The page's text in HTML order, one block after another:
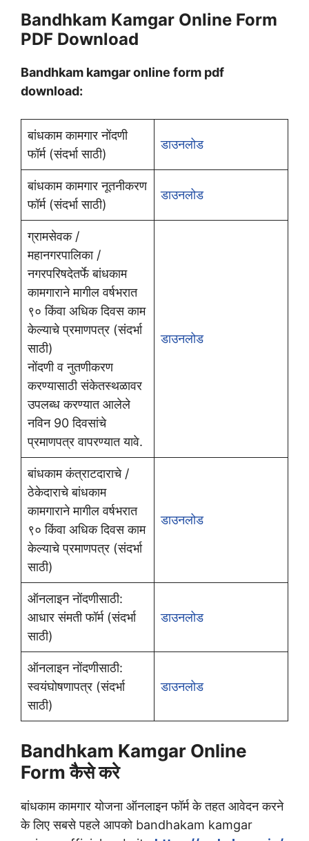
Bandhkam Kamgar Online Form
PDF Download
Bandhkam kamgar online form pdf
download:
बांधकाम कामगार नोंदणी
फॉर्म (संदर्भा साठी)
डाउनलोड
बांधकाम कामगार नूतनीकरण
फॉर्म (संदर्भा साठी)
डाउनलोड
ग्रामसेवक /
महानगरपालिका /
नगरपरिषदेतर्फे बांधकाम
कामगाराने मागील वर्षभरात
९० किंवा अधिक दिवस काम
केल्याचे प्रमाणपत्र (संदर्भा
साठी)
नोंदणी व नुतणीकरण
करण्यासाठी संकेतस्थळावर
उपलब्ध करण्यात आलेले
नविन 90 दिवसांचे
प्रमाणपत्र वापरण्यात यावे.
डाउनलोड
बांधकाम कंत्राटदाराचे /
ठेकेदाराचे बांधकाम
कामगाराने मागील वर्षभरात
९० किंवा अधिक दिवस काम
केल्याचे प्रमाणपत्र (संदर्भा
साठी)
डाउनलोड
ऑनलाइन नोंदणीसाठी:
आधार संमती फॉर्म (संदर्भा
साठी)
डाउनलोड
ऑनलाइन नोंदणीसाठी:
स्वयंघोषणापत्र (संदर्भा
साठी)
डाउनलोड
Bandhkam Kamgar Online
Form कैसे करे
बांधकाम कामगार योजना ऑनलाइन फॉर्म के तहत आवेदन करने
के लिए सबसे पहले आपको bandhakam kamgar